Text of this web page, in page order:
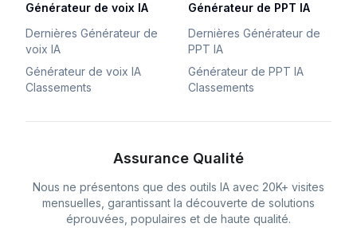
Générateur de voix IA
Dernières Générateur de
voix IA
Générateur de voix IA
Classements
Générateur de PPT IA
Dernières Générateur de
PPT IA
Générateur de PPT IA
Classements
Assurance Qualité
Nous ne présentons que des outils IA avec 20K+ visites
mensuelles, garantissant la découverte de solutions
éprouvées, populaires et de haute qualité.